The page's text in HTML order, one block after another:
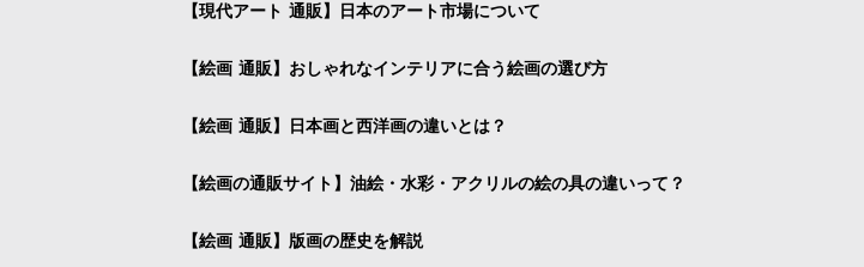
【現代アート 通販】日本のアート市場について
【絵画 通販】おしゃれなインテリアに合う絵画の選び方
【絵画 通販】日本画と西洋画の違いとは？
【絵画の通販サイト】油絵・水彩・アクリルの絵の具の違いって？
【絵画 通販】版画の歴史を解説